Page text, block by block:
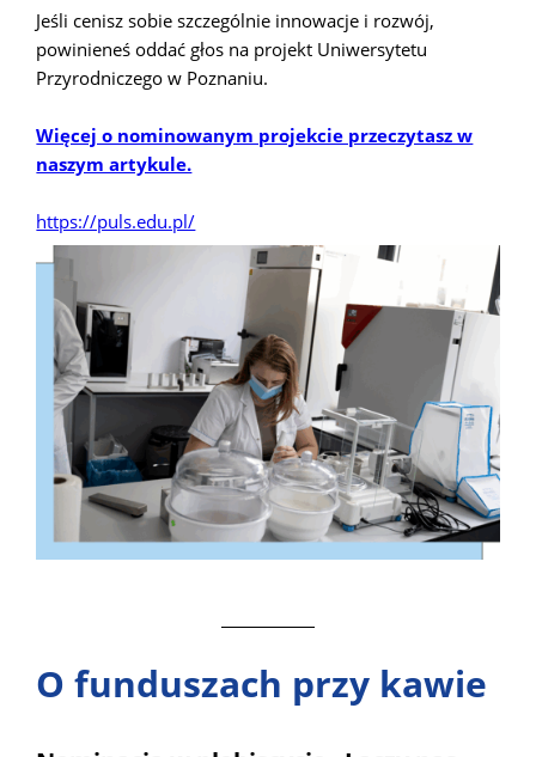
Jeśli cenisz sobie szczególnie innowacje i rozwój,
powinieneś oddać głos na projekt Uniwersytetu
Przyrodniczego w Poznaniu.
Więcej o nominowanym projekcie przeczytasz w
naszym artykule.
https://puls.edu.pl/
O funduszach przy kawie